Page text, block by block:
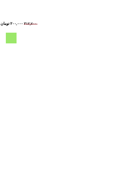
۳۱۲,۷۰۰ ۲۰۰,۰۰۰ تومان